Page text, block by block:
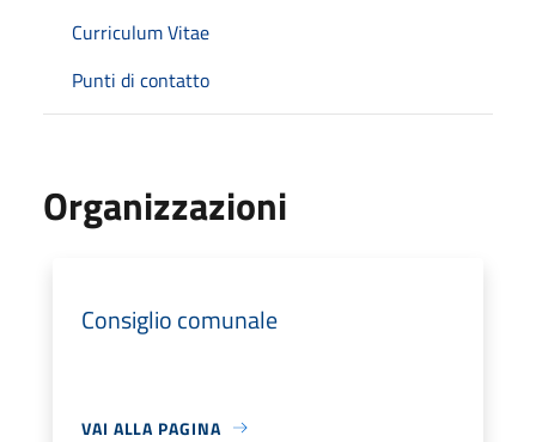
Curriculum Vitae
Punti di contatto
Organizzazioni
Consiglio comunale
VAI ALLA PAGINA